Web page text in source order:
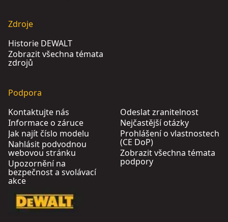
Zdroje
Historie DEWALT
Zobrazit všechna témata
zdrojů
Podpora
Kontaktujte nás
Informace o záruce
Jak najít číslo modelu
Nahlásit podvodnou
webovou stránku
Upozornění na
bezpečnost a svolávací
akce
Odeslat zranitelnost
Nejčastější otázky
Prohlášení o vlastnostech
(CE DoP)
Zobrazit všechna témata
podpory